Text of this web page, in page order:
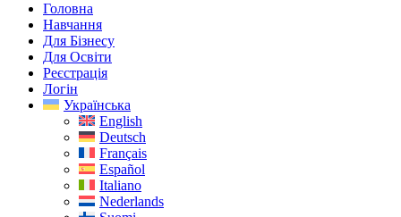
Головна
Навчання
Для Бізнесу
Для Освіти
Реєстрація
Логін
Українська
English
Deutsch
Français
Español
Italiano
Nederlands